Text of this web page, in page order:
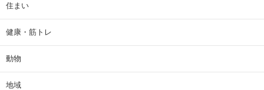
住まい
健康・筋トレ
動物
地域